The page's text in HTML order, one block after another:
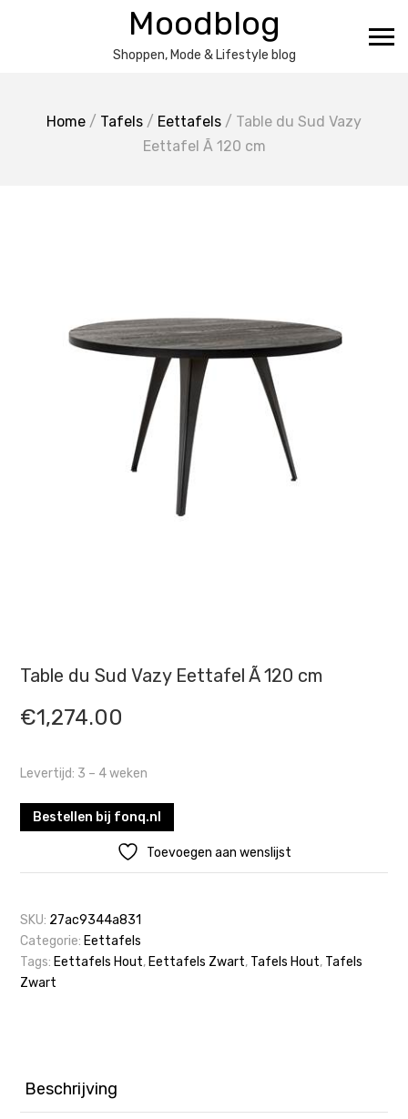
Moodblog
Shoppen, Mode & Lifestyle blog
Home / Tafels / Eettafels / Table du Sud Vazy
Eettafel Ã 120 cm
Table du Sud Vazy Eettafel Ã 120 cm
€1,274.00
Levertijd: 3 – 4 weken
Bestellen bij fonq.nl
Toevoegen aan wenslijst
SKU: 27ac9344a831
Categorie: Eettafels
Tags: Eettafels Hout, Eettafels Zwart, Tafels Hout, Tafels
Zwart
Beschrijving